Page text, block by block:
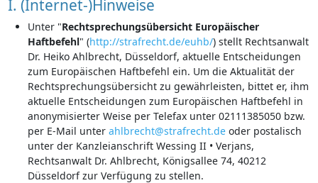
I. (Internet-)Hinweise
Unter "Rechtsprechungsübersicht Europäischer
Haftbefehl" (http://strafrecht.de/euhb/) stellt Rechtsanwalt
Dr. Heiko Ahlbrecht, Düsseldorf, aktuelle Entscheidungen
zum Europäischen Haftbefehl ein. Um die Aktualität der
Rechtsprechungsübersicht zu gewährleisten, bittet er, ihm
aktuelle Entscheidungen zum Europäischen Haftbefehl in
anonymisierter Weise per Telefax unter 02111385050 bzw.
per E-Mail unter ahlbrecht@strafrecht.deoder postalisch
unter der Kanzleianschrift Wessing II • Verjans,
Rechtsanwalt Dr. Ahlbrecht, Königsallee 74, 40212
Düsseldorf zur Verfügung zu stellen.